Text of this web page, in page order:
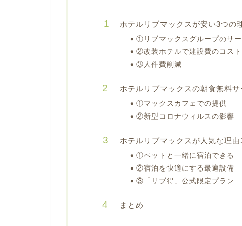
ホテルリブマックスが安い3つの
①リブマックスグループのサ
②改装ホテルで建設費のコス
③人件費削減
ホテルリブマックスの朝食無料
①マックスカフェでの提供
②新型コロナウィルスの影響
ホテルリブマックスが人気な理由
①ペットと一緒に宿泊できる
②宿泊を快適にする最適設備
③「リブ得」公式限定プラン
まとめ